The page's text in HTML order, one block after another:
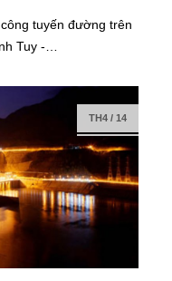
tuyến đường trên
Tuy -…
TH4/ 14